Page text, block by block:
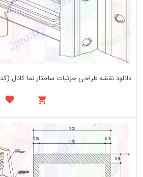
دانلود نقشه طراحی جزئیات ساختار نما کانال (کد168553)